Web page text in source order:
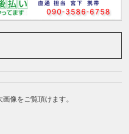
像をご覧頂けます。